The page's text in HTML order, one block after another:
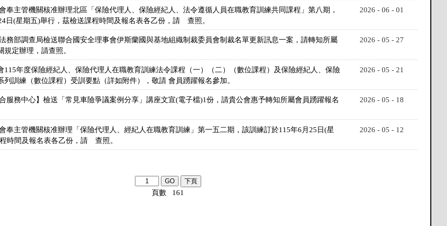
奉主管機關核准辦理北區「保險代理人、保險經紀人、法令遵循人員在職教育訓練共同課程」第八期，
日(星期五)舉行，茲檢送課程時間及報名表各乙份，請 查照。
2026 - 06 - 01
務部調查局檢送聯合國安全理事會伊斯蘭國與基地組織制裁委員會制裁名單更新訊息一案，請轉知所屬
定辦理，請查照。
2026 - 05 - 27
115年度保險經紀人、保險代理人在職教育訓練法令課程（一）（二）（數位課程）及保險經紀人、保險
列訓練（數位課程）受訓要點（詳如附件），敬請 會員踴躍報名參加。
2026 - 05 - 21
服務中心】檢送「常見車險爭議案例分享」講座文宣(電子檔)1份，請貴公會惠予轉知所屬會員踴躍報名
2026 - 05 - 18
奉主管機關核准辦理「保險代理人、經紀人在職教育訓練」第一五二期，該訓練訂於115年6月25日(星
時間及報名表各乙份，請 查照。
2026 - 05 - 12
頁數 161